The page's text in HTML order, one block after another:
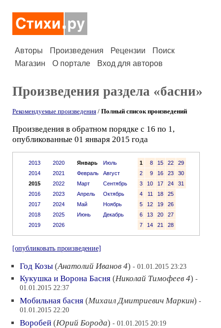
Авторы Произведения Рецензии
Поиск
Магазин
О портале Вход для авторов
Произведения раздела «басни»
Рекомендуемые произведения / Полный список произведений
Произведения в обратном порядке с 16 по 1,
опубликованные 01 января 2015 года
2013
2014
2015
2016
2017
2018
2019
2020
2021
2022
2023
2024
2025
2026
Январь
Июль
Февраль
Август
Март
Сентябрь
Апрель
Октябрь
Май
Ноябрь
Июнь
Декабрь
1 8 15 22
29
2
9 16 23
30
3
10 17 24
31
4
11 18
25
5
12 19
26
6
13 20
27
7
14 21 28
[опубликовать произведение]
Год Козы (Анатолий Иванов 4) - 01.01.2015 23:23
Кукушка и Ворона Басня (Николай Тимофеев 4) -
01.01.2015 22:37
Мобильная басня (Михаил Дмитриевич Маркин) -
01.01.2015 22:20
Воробей (Юрий Борода) - 01.01.2015 20:19